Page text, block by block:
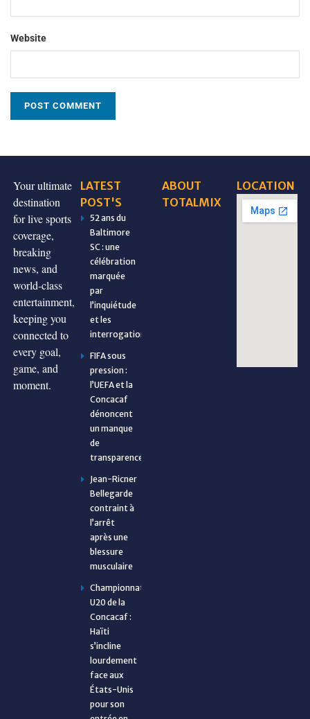
Website
Your ultimate
destination
for live sports
coverage,
breaking
news, and
world-class
entertainment,
keeping you
connected to
every goal,
game, and
moment.
LATEST
POST'S
52 ans du
Baltimore
SC : une
célébration
marquée
par
l’inquiétude
et les
interrogations
FIFA sous
pression :
l’UEFA et la
Concacaf
dénoncent
un manque
de
transparence
Jean-Ricner
Bellegarde
contraint à
l’arrêt
après une
blessure
musculaire
Championnat
U20 de la
Concacaf :
Haïti
s’incline
lourdement
face aux
États-Unis
pour son
ABOUT
TOTALMIX
LOCATION